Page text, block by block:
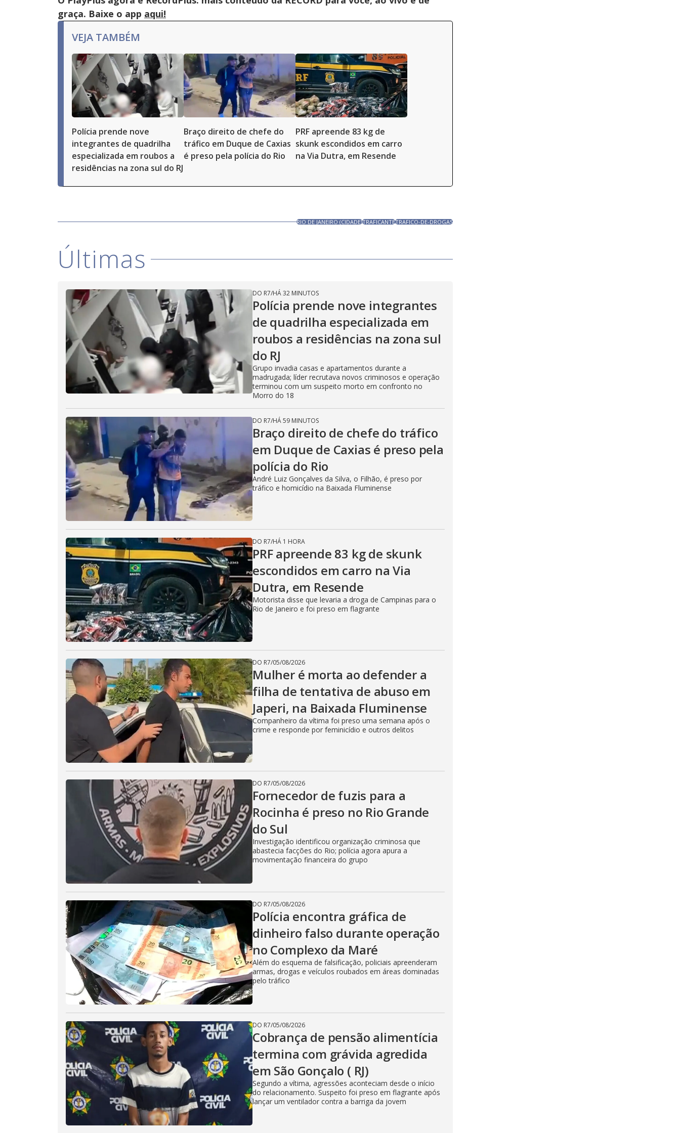
graça. Baixe o app aqui!
VEJA TAMBÉM
Polícia prende nove
integrantes de quadrilha
especializada em roubos a
residências na zona sul do RJ
Braço direito de chefe do
tráfico em Duque de Caxias
é preso pela polícia do Rio
PRF apreende 83 kg de
skunk escondidos em carro
na Via Dutra, em Resende
RIO DE JANEIRO (CIDADE)TRAFICANTETRAFICO-DE-DROGAS
Últimas
DO R7/HÁ 32 MINUTOS
Polícia prende nove integrantes
de quadrilha especializada em
roubos a residências na zona sul
do RJ
Grupo invadia casas e apartamentos durante a
madrugada; líder recrutava novos criminosos e operação
terminou com um suspeito morto em confronto no
Morro do 18
DO R7/HÁ 59 MINUTOS
Braço direito de chefe do tráfico
em Duque de Caxias é preso pela
polícia do Rio
André Luiz Gonçalves da Silva, o Filhão, é preso por
tráfico e homicídio na Baixada Fluminense
DO R7/HÁ 1 HORA
PRF apreende 83 kg de skunk
escondidos em carro na Via
Dutra, em Resende
Motorista disse que levaria a droga de Campinas para o
Rio de Janeiro e foi preso em flagrante
DO R7/05/08/2026
Mulher é morta ao defender a
filha de tentativa de abuso em
Japeri, na Baixada Fluminense
Companheiro da vítima foi preso uma semana após o
crime e responde por feminicídio e outros delitos
DO R7/05/08/2026
Fornecedor de fuzis para a
Rocinha é preso no Rio Grande
do Sul
Investigação identificou organização criminosa que
abastecia facções do Rio; polícia agora apura a
movimentação financeira do grupo
DO R7/05/08/2026
Polícia encontra gráfica de
dinheiro falso durante operação
no Complexo da Maré
Além do esquema de falsificação, policiais apreenderam
armas, drogas e veículos roubados em áreas dominadas
pelo tráfico
DO R7/05/08/2026
Cobrança de pensão alimentícia
termina com grávida agredida
em São Gonçalo ( RJ)
Segundo a vítima, agressões aconteciam desde o início
do relacionamento. Suspeito foi preso em flagrante após
lançar um ventilador contra a barriga da jovem